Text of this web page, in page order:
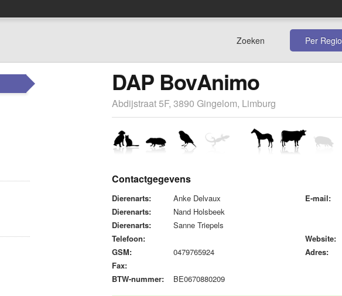
Zoeken Per Regio
DAP BovAnimo
Abdijstraat 5F, 3890 Gingelom, Limburg
Contactgegevens
Dierenarts:
Anke Delvaux
Dierenarts:
Nand Holsbeek
Dierenarts:
Sanne Triepels
Telefoon:
GSM:
0479765924
Fax:
BTW-nummer:
BE0670880209
E-mail:
Website:
Adres: